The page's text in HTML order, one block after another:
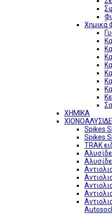
Χημικά
ΧΗΜΙΚΑ
Spikes
Spikes
TRAK